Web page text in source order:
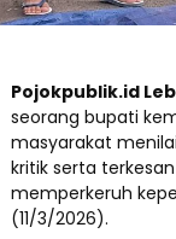
Pojokpublik.id
seorang bupati
masyarakat
kritik serta
memperkeruh
(11/3/2026).